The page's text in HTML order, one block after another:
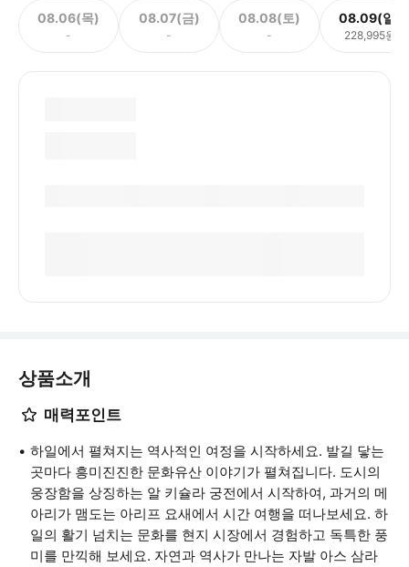
08.06(목)
-
08.07(금)
-
08.08(토)
-
08.09(일)
228,995원
상품소개
매력포인트
하일에서 펼쳐지는 역사적인 여정을 시작하세요. 발길 닿는
곳마다 흥미진진한 문화유산 이야기가 펼쳐집니다. 도시의
웅장함을 상징하는 알 키슐라 궁전에서 시작하여, 과거의 메
아리가 맴도는 아리프 요새에서 시간 여행을 떠나보세요. 하
일의 활기 넘치는 문화를 현지 시장에서 경험하고 독특한 풍
미를 만끽해 보세요. 자연과 역사가 만나는 자발 아스 삼라